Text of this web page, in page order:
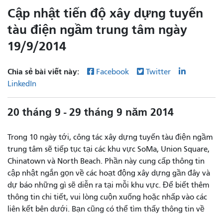
Cập nhật tiến độ xây dựng tuyến
tàu điện ngầm trung tâm ngày
19/9/2014
Chia sẻ bài viết này: Facebook
Twitter
LinkedIn
20 tháng 9 - 29 tháng 9 năm 2014
Trong 10 ngày tới, công tác xây dựng tuyến tàu điện ngầm
trung tâm sẽ tiếp tục tại các khu vực SoMa, Union Square,
Chinatown và North Beach. Phần này cung cấp thông tin
cập nhật ngắn gọn về các hoạt động xây dựng gần đây và
dự báo những gì sẽ diễn ra tại mỗi khu vực. Để biết thêm
thông tin chi tiết, vui lòng cuộn xuống hoặc nhấp vào các
liên kết bên dưới. Bạn cũng có thể tìm thấy thông tin về